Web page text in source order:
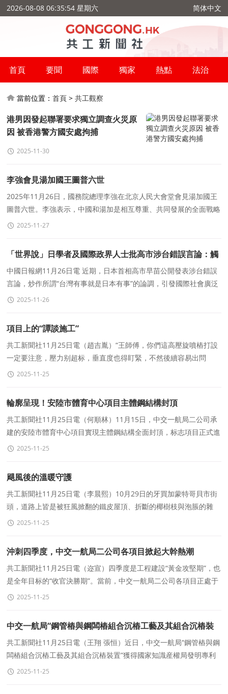
2026-08-08 06:35:54 星期六 简体中文
首頁 要聞 國際 獨家 熱點 法治
當前位置：首頁 >共工觀察
港男因發起聯署要求獨立調查火災原
因 被香港警方國安處拘捕
2025-11-30
李強會見湯加國王圖普六世
2025年11月26日，國務院總理李強在北京人民大會堂會見湯加國王
圖普六世。李強表示，中國和湯加是相互尊重、共同發展的全面戰略
夥伴。在雙方共同努力下，中湯關系保持良好發展勢頭
2025-11-27
「世界說」日學者及國際政界人士批高市涉台錯誤言論：觸
碰多重紅線 違背曆史正義與外交共識
中國日報網11月26日電 近期，日本首相高市早苗公開發表涉台錯誤
言論，炒作所謂“台灣有事就是日本有事”的論調，引發國際社會廣泛
關注與強烈反對。這一言論不僅嚴重違
2025-11-26
項目上的“譚談施工”
共工新聞社11月25日電（趙吉胤）“王師傅，你們這高壓旋噴樁打設
一定要注意，壓力别超标，垂直度也得盯緊，不然後續容易出問
題。”“劉師傅，土方開挖先放坡再開挖，别貪快
2025-11-25
輪廓呈現！安陸市體育中心項目主體鋼結構封頂
共工新聞社11月25日電（何順林）11月15日，中交一航局二公司承
建的安陸市體育中心項目實現主體鋼結構全面封頂，标志項目正式進
入裝飾裝修與機電安裝階段。項目位于安陸西城新區核心
2025-11-25
飓風後的溫暖守護
共工新聞社11月25日電（李晨熙）10月29日的牙買加蒙特哥貝市街
頭，道路上皆是被狂風掀翻的鐵皮屋頂、折斷的椰樹枝與泡脹的雜
物，渾濁的積水裹着泥沙漫過人行道&hellip;&hellip;這番
2025-11-25
沖刺四季度，中交一航局二公司各項目掀起大幹熱潮
共工新聞社11月25日電（迩宣）四季度是工程建設“黃金攻堅期”，也
是全年目标的“收官決勝期”。當前，中交一航局二公司各項目正處于
機聲隆隆的繁忙階段，既要搶
2025-11-25
中交一航局“鋼管樁與鋼闆樁組合沉樁工藝及其組合沉樁裝
置”獲得國家知識産權局發明專利授權
共工新聞社11月25日電（王翔 張恒）近日，中交一航局“鋼管樁與鋼
闆樁組合沉樁工藝及其組合沉樁裝置”獲得國家知識産權局發明專利
授權。該方法适用于基坑支護工程的支
2025-11-25